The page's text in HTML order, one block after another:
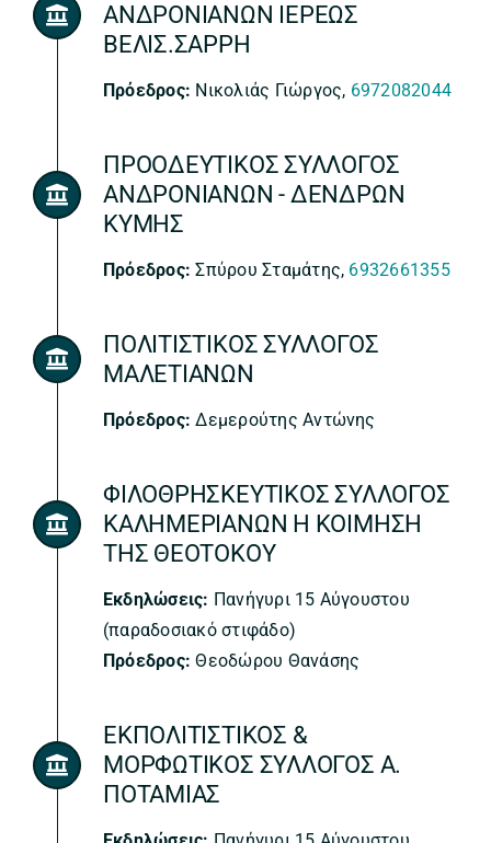
ΑΝΔΡΟΝΙΑΝΩΝ ΙΕΡΕΩΣ
ΒΕΛΙΣ.ΣΑΡΡΗ
Πρόεδρος: Νικολιάς Γιώργος, 6972082044
ΠΡΟΟΔΕΥΤΙΚΟΣ ΣΥΛΛΟΓΟΣ
ΑΝΔΡΟΝΙΑΝΩΝ - ΔΕΝΔΡΩΝ
ΚΥΜΗΣ
Πρόεδρος: Σπύρου Σταμάτης, 6932661355
ΠΟΛΙΤΙΣΤΙΚΟΣ ΣΥΛΛΟΓΟΣ
ΜΑΛΕΤΙΑΝΩΝ
Πρόεδρος: Δεμερούτης Αντώνης
ΦΙΛΟΘΡΗΣΚΕΥΤΙΚΟΣ ΣΥΛΛΟΓΟΣ
ΚΑΛΗΜΕΡΙΑΝΩΝ Η ΚΟΙΜΗΣΗ
ΤΗΣ ΘΕΟΤΟΚΟΥ
Εκδηλώσεις: Πανήγυρι 15 Αύγουστου
(παραδοσιακό στιφάδο)
Πρόεδρος: Θεοδώρου Θανάσης
ΕΚΠΟΛΙΤΙΣΤΙΚΟΣ &
ΜΟΡΦΩΤΙΚΟΣ ΣΥΛΛΟΓΟΣ Α.
ΠΟΤΑΜΙΑΣ